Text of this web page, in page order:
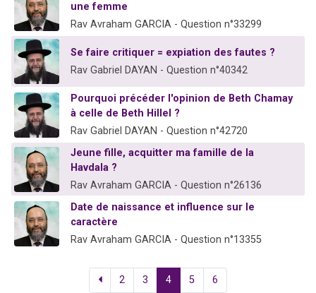
une femme
Rav Avraham GARCIA - Question n°33299
Se faire critiquer = expiation des fautes ?
Rav Gabriel DAYAN - Question n°40342
Pourquoi précéder l'opinion de Beth Chamay
à celle de Beth Hillel ?
Rav Gabriel DAYAN - Question n°42720
Jeune fille, acquitter ma famille de la
Havdala ?
Rav Avraham GARCIA - Question n°26136
Date de naissance et influence sur le
caractère
Rav Avraham GARCIA - Question n°13355
2 3 4 5 6